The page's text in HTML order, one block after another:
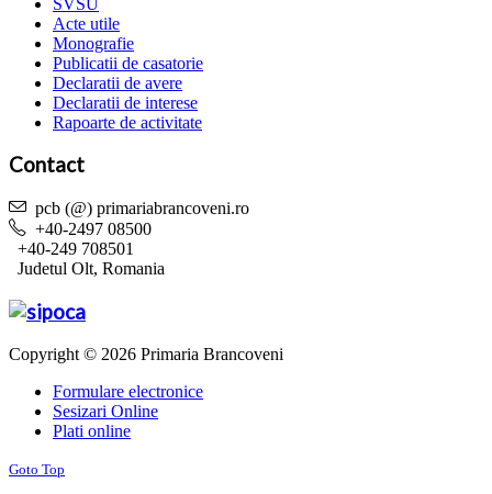
Acte utile
Monografie
Publicatii de casatorie
Declaratii de avere
Declaratii de interese
Rapoarte de activitate
Contact
pcb (@) primariabrancoveni.ro
+40-2497 08500
+40-249 708501
Judetul Olt, Romania
Copyright © 2026 Primaria Brancoveni
Formulare electronice
Sesizari Online
Plati online
Goto Top